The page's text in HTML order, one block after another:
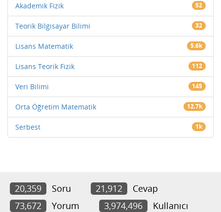
Akademik Fizik 52
Teorik Bilgisayar Bilimi 32
Lisans Matematik 5.6k
Lisans Teorik Fizik 112
Veri Bilimi 145
Orta Öğretim Matematik 12.7k
Serbest 1k
20,359 Soru 21,912
Cevap
73,672
Yorum 3,974,496 Kullanıcı